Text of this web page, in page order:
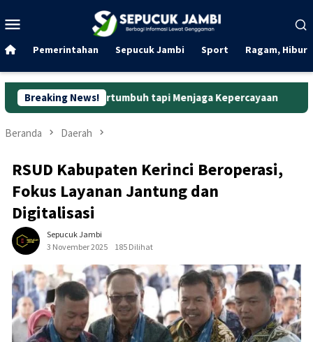
ke
Mobile
Pemerintahan Sepucuk Jambi Sport Ragam,
Breaking News!
Bertumbuh tapi Menjaga Kepercayaan Curanmor di
Beranda Daerah
RSUD Kabupaten Kerinci Beroperasi,
Fokus Layanan Jantung dan
Digitalisasi
Sepucuk Jambi
3 November 2025
185 Dilihat